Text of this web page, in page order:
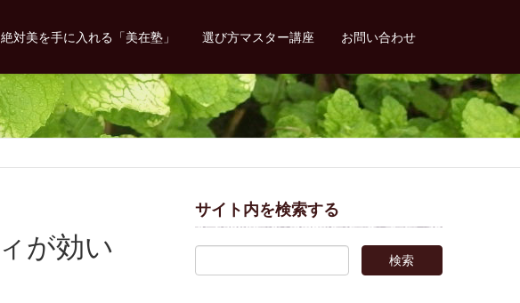
絶対美を手に入れる「美在塾」 選び方マスター講座 お問い合わせ
サイト内を検索する